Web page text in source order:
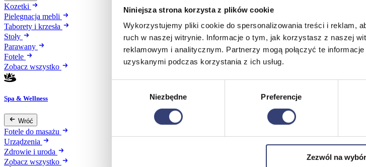
Niniejsza strona korzysta z plików cookie
Wykorzystujemy pliki cookie do spersonalizowania treści i reklam,
ruch w naszej witrynie. Informacje o tym, jak korzystasz z naszej
reklamowym i analitycznym. Partnerzy mogą połączyć te
uzyskanymi podczas korzystania z ich usług.
Niezbędne Preferencje
Zezwól na wybór
Kozetki
Pielęgnacja mebli
Taborety i krzesła
Stoły
Parawany
Fotele
Zobacz wszystko
Spa & Wellness
Wróć
Fotele do masażu
Urządzenia
Zdrowie i uroda
Zobacz wszystko